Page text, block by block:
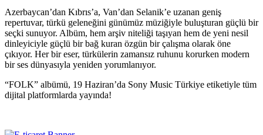
Azerbaycan’dan Kıbrıs’a, Van’dan Selanik’e uzanan geniş
repertuvar, türkü geleneğini günümüz müziğiyle buluşturan güçlü bir
seçki sunuyor. Albüm, hem arşiv niteliği taşıyan hem de yeni nesil
dinleyiciyle güçlü bir bağ kuran özgün bir çalışma olarak öne
çıkıyor. Her bir eser, türkülerin zamansız ruhunu korurken modern
bir ses dünyasıyla yeniden yorumlanıyor.
“FOLK” albümü, 19 Haziran’da Sony Music Türkiye etiketiyle tüm
dijital platformlarda yayında!